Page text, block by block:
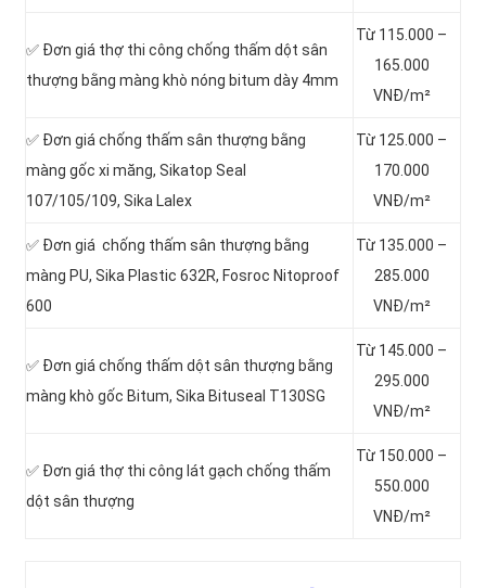
✅ Đơn giá thợ thi công chống thấm dột sân
thượng bằng màng khò nóng bitum dày 4mm
Từ 115.000 –
165.000
VNĐ/m²
✅ Đơn giá chống thấm sân thượng bằng
màng gốc xi măng, Sikatop Seal
107/105/109, Sika Lalex
Từ 125.000 –
170.000
VNĐ/m²
✅ Đơn giá chống thấm sân thượng bằng
màng PU, Sika Plastic 632R, Fosroc Nitoproof
600
Từ 135.000 –
285.000
VNĐ/m²
✅ Đơn giá chống thấm dột sân thượng bằng
màng khò gốc Bitum, Sika Bituseal T130SG
Từ 145.000 –
295.000
VNĐ/m²
✅ Đơn giá thợ thi công lát gạch chống thấm
dột sân thượng
Từ 150.000 –
550.000
VNĐ/m²